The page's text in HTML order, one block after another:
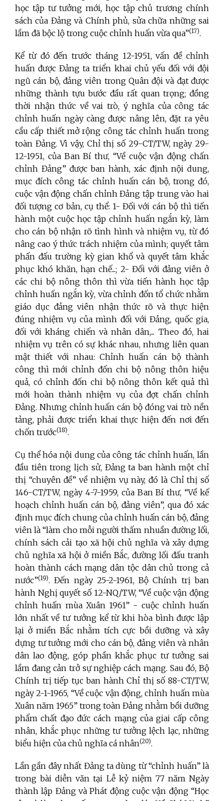
học tập tư tưởng mới, học tập chủ trương chính
sách của Đảng và Chính phủ, sửa chữa những sai
lầm đã bộc lộ trong cuộc chỉnh huấn vừa qua”(17).
Kể từ đó đến trước tháng 12-1951, vấn đề chỉnh
huấn được Đảng ta triển khai chủ yếu đối với đội
ngũ cán bộ, đảng viên trong Quân đội và đạt được
những thành tựu bước đầu rất quan trọng; đồng
thời nhận thức về vai trò, ý nghĩa của công tác
chỉnh huấn ngày càng được nâng lên, đặt ra yêu
cầu cấp thiết mở rộng công tác chỉnh huấn trong
toàn Đảng. Vì vậy, Chỉ thị số 29-CT/TW, ngày 29-
12-1951, của Ban Bí thư, “Về cuộc vận động chấn
chỉnh Đảng” được ban hành, xác định nội dung,
mục đích công tác chỉnh huấn cán bộ, trong đó,
cuộc vận động chấn chỉnh Đảng tập trung vào hai
đối tượng cơ bản, cụ thể: 1- Đối với cán bộ thì tiến
hành một cuộc học tập chỉnh huấn ngắn kỳ, làm
cho cán bộ nhận rõ tình hình và nhiệm vụ, từ đó
nâng cao ý thức trách nhiệm của mình; quyết tâm
phấn đấu trường kỳ gian khổ và quyết tâm khắc
phục khó khăn, hạn chế...; 2- Đối với đảng viên ở
các chi bộ nông thôn thì vừa tiến hành học tập
chỉnh huấn ngắn kỳ, vừa chỉnh đốn tổ chức nhằm
giáo dục đảng viên nhận thức rõ và thực hiện
đúng nhiệm vụ của mình đối với Đảng, quốc gia,
đối với kháng chiến và nhân dân,... Theo đó, hai
nhiệm vụ trên có sự khác nhau, nhưng liên quan
mật thiết với nhau: Chỉnh huấn cán bộ thành
công thì mới chỉnh đốn chi bộ nông thôn hiệu
quả, có chỉnh đốn chi bộ nông thôn kết quả thì
mới hoàn thành nhiệm vụ của đợt chấn chỉnh
Đảng. Nhưng chỉnh huấn cán bộ đóng vai trò nền
tảng, phải được triển khai thực hiện đến nơi đến
chốn trước(18).
Cụ thể hóa nội dung của công tác chỉnh huấn, lần
đầu tiên trong lịch sử, Đảng ta ban hành một chỉ
thị “chuyên đề” về nhiệm vụ này, đó là Chỉ thị số
146-CT/TW, ngày 4-7-1959, của Ban Bí thư, “Về kế
hoạch chỉnh huấn cán bộ, đảng viên”, qua đó xác
định mục đích chung của chỉnh huấn cán bộ, đảng
viên là “làm cho mỗi người thấm nhuần đường lối,
chính sách cải tạo xã hội chủ nghĩa và xây dựng
chủ nghĩa xã hội ở miền Bắc, đường lối đấu tranh
hoàn thành cách mạng dân tộc dân chủ trong cả
nước”(19). Đến ngày 25-2-1961, Bộ Chính trị ban
hành Nghị quyết số 12-NQ/TW, “Về cuộc vận động
chỉnh huấn mùa Xuân 1961” - cuộc chỉnh huấn
lớn nhất về tư tưởng kể từ khi hòa bình được lập
lại ở miền Bắc nhằm tích cực bồi dưỡng và xây
dựng tư tưởng mới cho cán bộ, đảng viên và nhân
dân lao động, góp phần khắc phục tư tưởng sai
lầm đang cản trở sự nghiệp cách mạng. Sau đó, Bộ
Chính trị tiếp tục ban hành Chỉ thị số 88-CT/TW,
ngày 2-1-1965, “Về cuộc vận động, chỉnh huấn mùa
Xuân năm 1965” trong toàn Đảng nhằm bồi dưỡng
phẩm chất đạo đức cách mạng của giai cấp công
nhân, khắc phục những tư tưởng lệch lạc, những
biểu hiện của chủ nghĩa cá nhân(20).
Lần gần đây nhất Đảng ta dùng từ “chỉnh huấn” là
trong bài diễn văn tại Lễ kỷ niệm 77 năm Ngày
thành lập Đảng và Phát động cuộc vận động “Học